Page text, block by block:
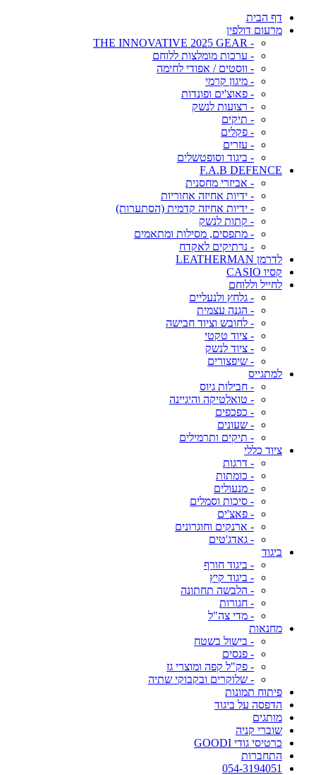
דף הבית
מרעום דולפין
- THE INNOVATIVE 2025 GEAR
- ערכות מומלצות ללוחם
- ווסטים / אפודי לחימה
- מיגון קרמי
- פאוצ'ים ופונדות
- רצועות לנשק
- תיקים
- פקלים
- עזרים
- ביגוד וסופטשלים
F.A.B DEFENCE
- אביזרי מחסנית
- ידיות אחיזה אחוריות
- ידיות אחיזה קדמית (הסתערות)
- קתות לנשק
- מתפסים, מסילות ומתאמים
- נרתיקים לאקדח
לדרמן LEATHERMAN
קסיו CASIO
לחייל וללוחם
- גלחץ ולנעליים
- הגנה עצמית
- לחובש וציוד חבישה
- ציוד טקטי
- ציוד לנשק
- שיפצורים
למתגייס
- חבילות גיוס
- טואלטיקה והיגיינה
- כפכפים
- שעונים
- תיקים ותרמילים
ציוד כללי
- דרגות
- כומתות
- מנעולים
- סיכות וסמלים
- פאצ'ים
- ארנקים וחוגרונים
- גאדג'טים
ביגוד
- ביגוד חורף
- ביגוד קיץ
- הלבשה תחתונה
- חגורות
- מדי צה"ל
מחנאות
- בישול בשטח
- פנסים
- פק"ל קפה ומוצרי גז
- שלוקרים ובקבוקי שתיה
פיתוח תמונות
הדפסה על ביגוד
מותגים
שוברי קניה
כרטיסי גודי GOODI
התחברות
054-3194051